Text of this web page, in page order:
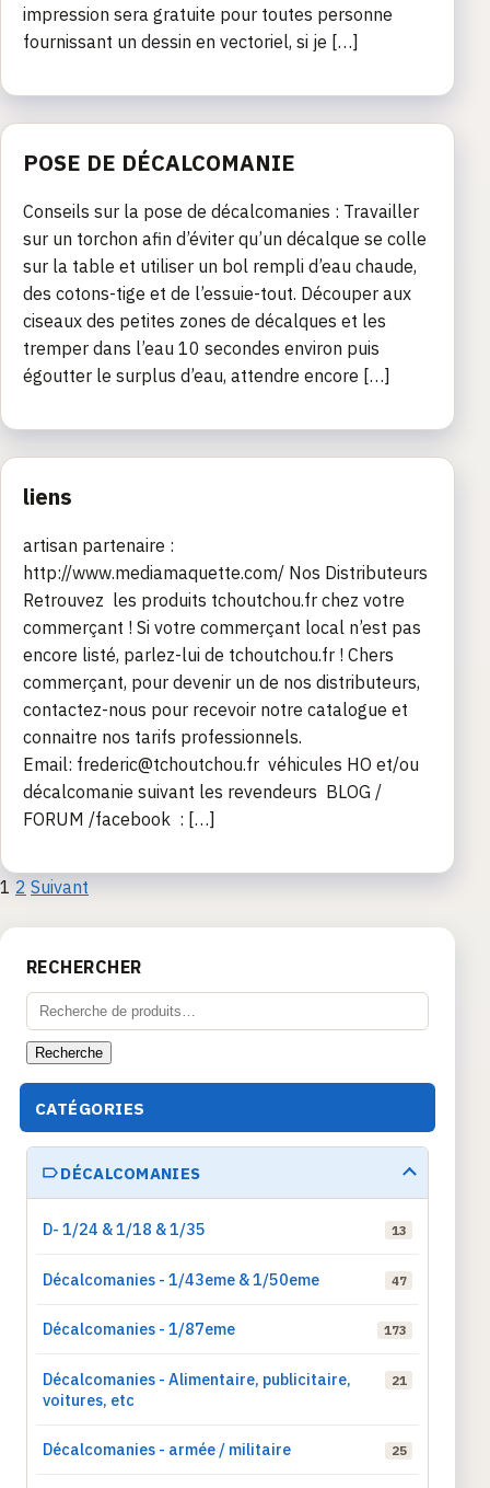
impression sera gratuite pour toutes personne
fournissant un dessin en vectoriel, si je […]
POSE DE DÉCALCOMANIE
Conseils sur la pose de décalcomanies : Travailler
sur un torchon afin d’éviter qu’un décalque se colle
sur la table et utiliser un bol rempli d’eau chaude,
des cotons-tige et de l’essuie-tout. Découper aux
ciseaux des petites zones de décalques et les
tremper dans l’eau 10 secondes environ puis
égoutter le surplus d’eau, attendre encore […]
liens
artisan partenaire :
http://www.mediamaquette.com/ Nos Distributeurs
Retrouvez les produits tchoutchou.fr chez votre
commerçant ! Si votre commerçant local n’est pas
encore listé, parlez-lui de tchoutchou.fr ! Chers
commerçant, pour devenir un de nos distributeurs,
contactez-nous pour recevoir notre catalogue et
connaitre nos tarifs professionnels.
Email: frederic@tchoutchou.fr véhicules HO et/ou
décalcomanie suivant les revendeurs BLOG /
FORUM /facebook : […]
Pagination
des
publications
1 2 Suivant
RECHERCHER
Recherche
pour :
Recherche
CATÉGORIES
DÉCALCOMANIES
D- 1/24 & 1/18 & 1/35 13
Décalcomanies - 1/43eme & 1/50eme 47
Décalcomanies - 1/87eme 173
Décalcomanies - Alimentaire, publicitaire,
voitures, etc
21
Décalcomanies - armée / militaire 25